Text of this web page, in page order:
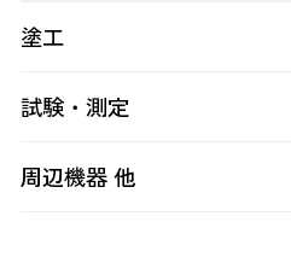
塗工
試験・測定
周辺機器 他